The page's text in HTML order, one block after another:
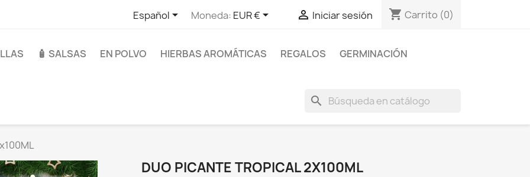
Español Moneda: EUR €  Iniciar sesión shopping_cart Carrito (0)
🧴 SALSAS EN POLVO HIERBAS AROMÁTICAS REGALOS GERMINACIÓN
search
DUO PICANTE TROPICAL 2X100ML